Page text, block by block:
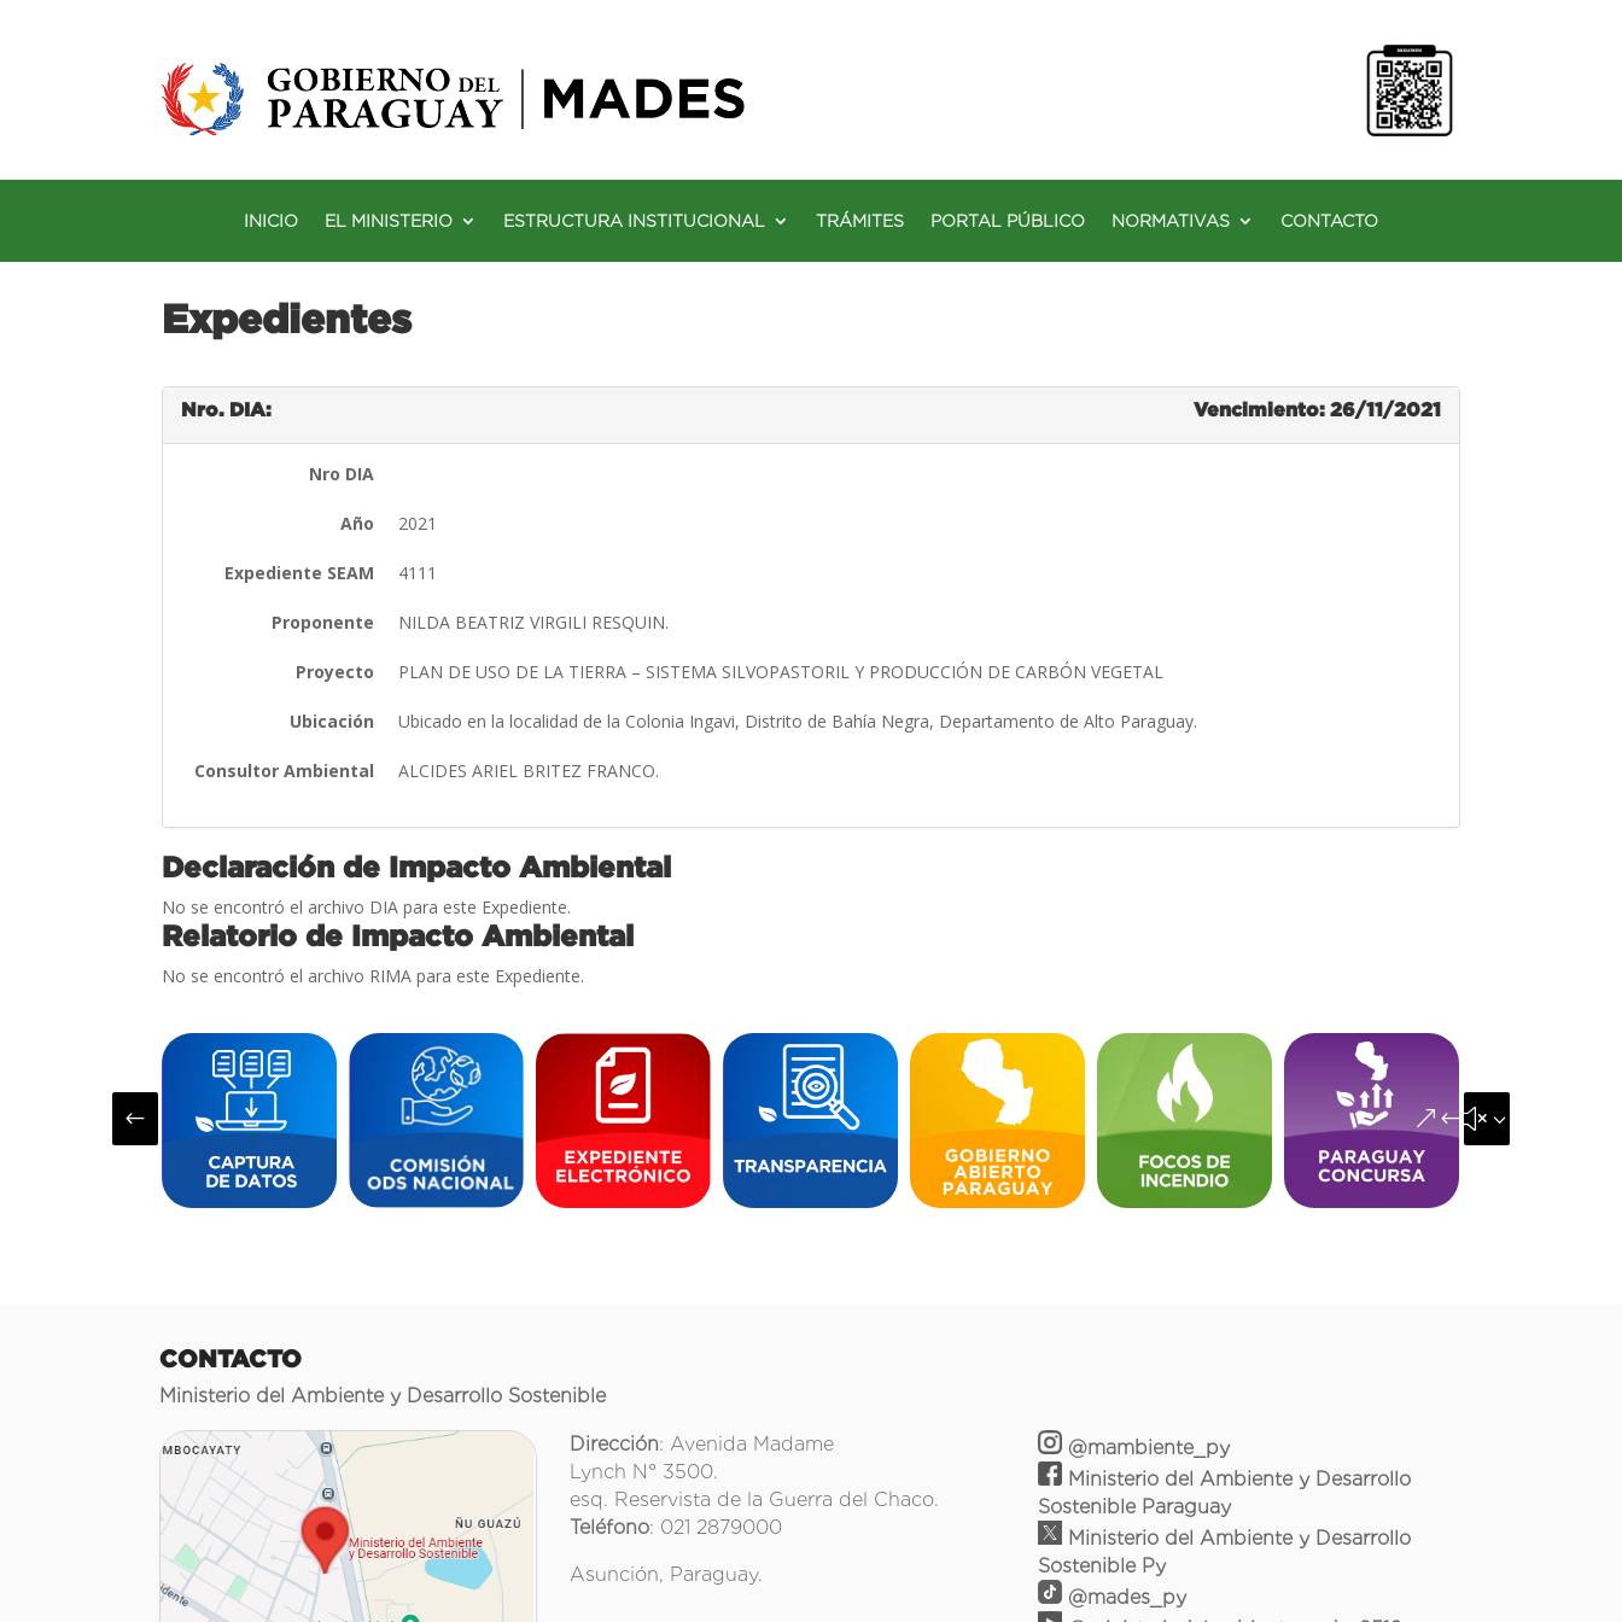
INICIO EL MINISTERIO ESTRUCTURA INSTITUCIONAL TRÁMITES PORTAL PÚBLICO NORMATIVAS CONTACTO
Expedientes
Nro. DIA: Vencimiento: 26/11/2021
Nro DIA
Año 2021
Expediente SEAM 4111
Proponente NILDA BEATRIZ VIRGILI RESQUIN.
Proyecto PLAN DE USO DE LA TIERRA – SISTEMA SILVOPASTORIL Y PRODUCCIÓN DE CARBÓN VEGETAL
Ubicación Ubicado en la localidad de la Colonia Ingavi, Distrito de Bahía Negra, Departamento de Alto Paraguay.
Consultor Ambiental ALCIDES ARIEL BRITEZ FRANCO.
Declaración de Impacto Ambiental
No se encontró el archivo DIA para este Expediente.
Relatorio de Impacto Ambiental
No se encontró el archivo RIMA para este Expediente.
# &#x35;
CONTACTO
Ministerio del Ambiente y Desarrollo Sostenible
Dirección: Avenida Madame
Lynch N° 3500.
esq. Reservista de la Guerra del Chaco.
Teléfono: 021 2879000
Asunción, Paraguay.
@mambiente_py
Ministerio del Ambiente y Desarrollo
Sostenible Paraguay
Ministerio del Ambiente y Desarrollo
Sostenible Py
@mades_py